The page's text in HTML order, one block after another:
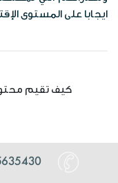
ايجابا على المستوى
كيف تقيم
06-5635430